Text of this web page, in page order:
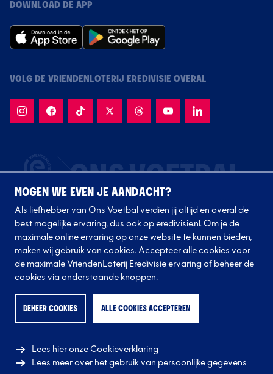
DOWNLOAD DE APP
VOLG DE VRIENDENLOTERIJ EREDIVISIE OVERAL
Volg onze clubs
MOGEN WE EVEN JE AANDACHT?
Als liefhebber van Ons Voetbal verdien jij altijd en overal de
best mogelijke ervaring, dus ook op eredivisie.nl. Om je de
maximale online ervaring op onze website te kunnen bieden,
maken wij gebruik van cookies. Accepteer alle cookies voor
de maximale VriendenLoterij Eredivisie ervaring of beheer de
cookies via onderstaande knoppen.
BEHEER COOKIES ALLE COOKIES ACCEPTEREN
Lees hier onze Cookieverklaring
Lees meer over het gebruik van persoonlijke gegevens